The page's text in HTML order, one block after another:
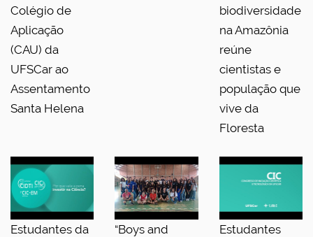
Colégio de
Aplicação
(CAU) da
UFSCar ao
Assentamento
Santa Helena
biodiversidade
na Amazônia
reúne
cientistas e
população que
vive da
Floresta
Estudantes da
“Boys and
Estudantes